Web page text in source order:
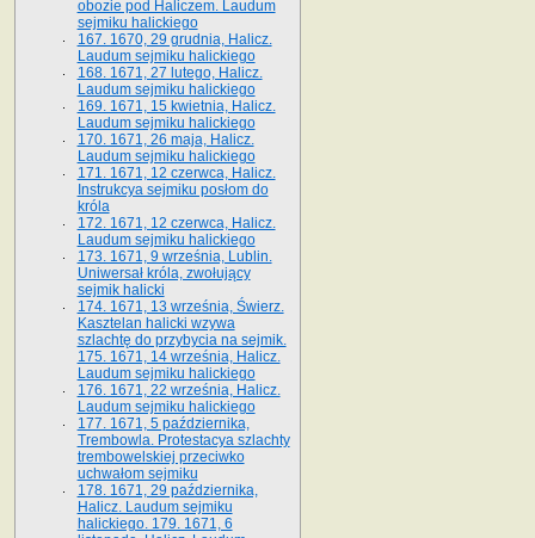
obozie pod Haliczem. Laudum
sejmiku halickiego
167. 1670, 29 grudnia, Halicz.
Laudum sejmiku halickiego
168. 1671, 27 lutego, Halicz.
Laudum sejmiku halickiego
169. 1671, 15 kwietnia, Halicz.
Laudum sejmiku halickiego
170. 1671, 26 maja, Halicz.
Laudum sejmiku halickiego
171. 1671, 12 czerwca, Halicz.
Instrukcya sejmiku posłom do
króla
172. 1671, 12 czerwca, Halicz.
Laudum sejmiku halickiego
173. 1671, 9 września, Lublin.
Uniwersał króla, zwołujący
sejmik halicki
174. 1671, 13 września, Świerz.
Kasztelan halicki wzywa
szlachtę do przybycia na sejmik.
175. 1671, 14 września, Halicz.
Laudum sejmiku halickiego
176. 1671, 22 września, Halicz.
Laudum sejmiku halickiego
177. 1671, 5 października,
Trembowla. Protestacya szlachty
trembowelskiej przeciwko
uchwałom sejmiku
178. 1671, 29 października,
Halicz. Laudum sejmiku
halickiego. 179. 1671, 6